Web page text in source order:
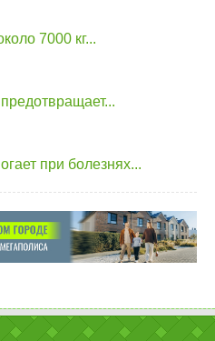
7000 кг...
при болезнях...